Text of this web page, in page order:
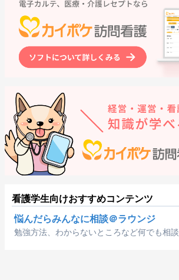
看護学生向けおすすめコンテンツ
悩んだらみんなに相談＠ラウンジ
勉強方法、わからないところなど何でも相談